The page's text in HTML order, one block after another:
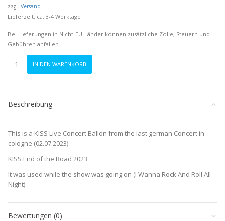
zzgl. Versand
Lieferzeit: ca. 3-4 Werktage
Bei Lieferungen in Nicht-EU-Länder können zusätzliche Zölle, Steuern und
Gebühren anfallen.
"Live
2023
Menge
IN DEN WARENKORB
Beschreibung
This is a KISS Live Concert Ballon from the last german Concert in
cologne (02.07.2023)
KISS End of the Road 2023
It was used while the show was going on (I Wanna Rock And Roll All
Night)
Bewertungen (0)